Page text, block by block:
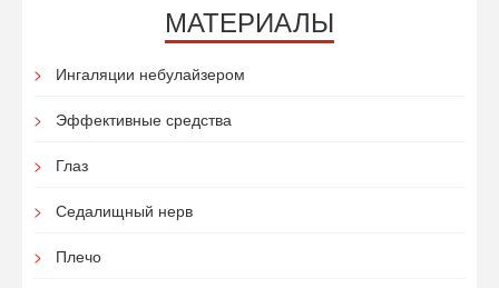
МАТЕРИАЛЫ
Ингаляции небулайзером
Эффективные средства
Глаз
Седалищный нерв
Плечо